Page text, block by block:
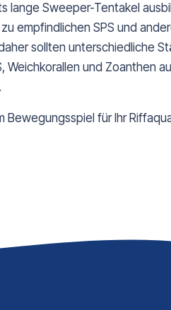
lange Sweeper-Tentakel
empfindlichen SPS und
sollten unterschiedliche
Weichkorallen und Zoanthen
für Ihr